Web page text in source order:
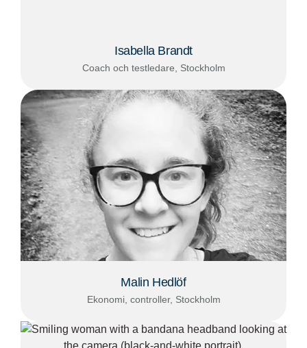
Isabella Brandt
Coach och testledare, Stockholm
Malin Hedlöf
Ekonomi, controller, Stockholm